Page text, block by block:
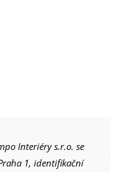
Interiéry s.r.o. se
1, identifikační